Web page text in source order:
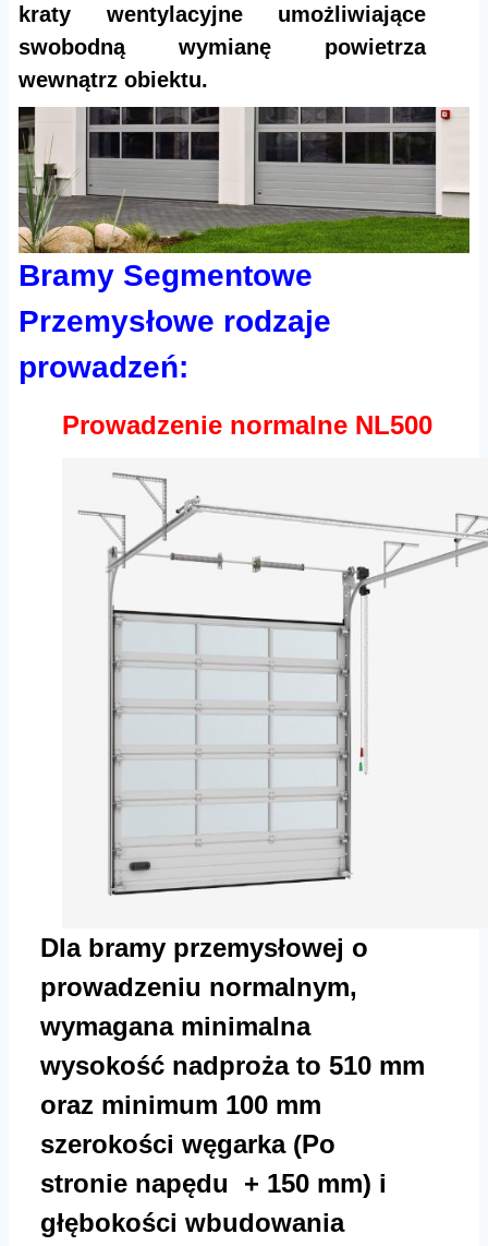
kraty wentylacyjne umożliwiające
swobodną wymianę powietrza
wewnątrz obiektu.
Bramy Segmentowe
Przemysłowe rodzaje
prowadzeń:
Prowadzenie normalne NL500
Dla bramy przemysłowej o
prowadzeniu normalnym,
wymagana minimalna
wysokość nadproża to 510 mm
oraz minimum 100 mm
szerokości węgarka (Po
stronie napędu + 150 mm) i
głębokości wbudowania